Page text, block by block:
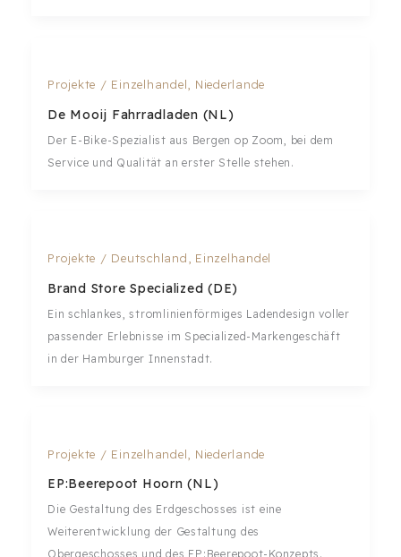
Projekte / Einzelhandel, Niederlande
De Mooij Fahrradladen (NL)
Der E-Bike-Spezialist aus Bergen op Zoom, bei dem
Service und Qualität an erster Stelle stehen.
Projekte / Deutschland Einzelhandel
Brand Store Specialized (DE)
Ein schlankes, stromlinienförmiges Ladendesign voller
passender Erlebnisse im Specialized-Markengeschäft
in der Hamburger Innenstadt.
Projekte / Einzelhandel Niederlande
EP:Beerepoot Hoorn (NL)
Die Gestaltung des Erdgeschosses ist eine
Weiterentwicklung der Gestaltung des
Obergeschosses und des EP:Beerepoot-Konzepts.